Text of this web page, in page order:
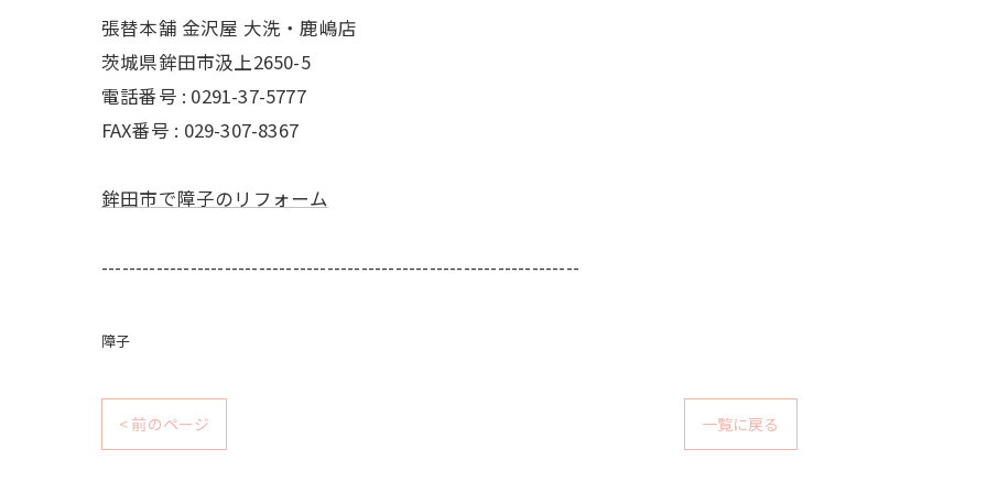
張替本舗 金沢屋 大洗・鹿嶋店
茨城県鉾田市汲上2650-5
電話番号 : 0291-37-5777
FAX番号 : 029-307-8367
鉾田市で障子のリフォーム
----------------------------------------------------------------------
障子
< 前のページ 一覧に戻る